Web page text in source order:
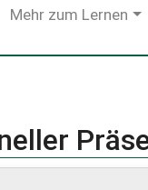
Mehr zum Lernen